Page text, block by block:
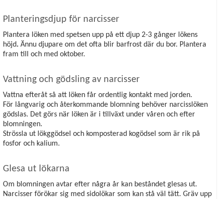
Planteringsdjup för narcisser
Plantera löken med spetsen upp på ett djup 2-3 gånger lökens
höjd. Ännu djupare om det ofta blir barfrost där du bor. Plantera
fram till och med oktober.
Vattning och gödsling av narcisser
Vattna efteråt så att löken får ordentlig kontakt med jorden.
För långvarig och återkommande blomning behöver narcisslöken
gödslas. Det görs när löken är i tillväxt under våren och efter
blomningen.
Strössla ut lökggödsel och komposterad kogödsel som är rik på
fosfor och kalium.
Glesa ut lökarna
Om blomningen avtar efter några år kan beståndet glesas ut.
Narcisser förökar sig med sidolökar som kan stå väl tätt. Gräv upp